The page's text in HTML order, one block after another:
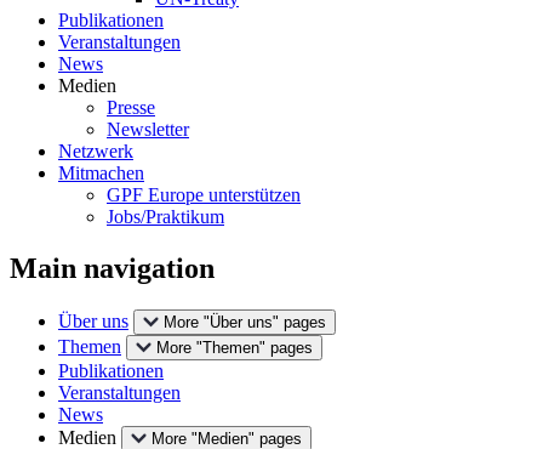
Publikationen
Veranstaltungen
News
Medien
Presse
Newsletter
Netzwerk
Mitmachen
GPF Europe unterstützen
Jobs/Praktikum
Main navigation
Über uns More "Über uns" pages
Themen More "Themen" pages
Publikationen
Veranstaltungen
News
Medien
More "Medien" pages